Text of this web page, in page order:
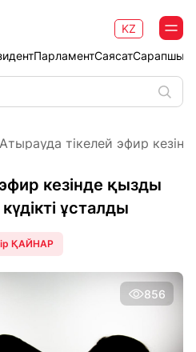
ПарламентСаясат
KZ
Атырауда тікелей эфир
кезінде қызды
ұсталды
ҚАЙНАР
856